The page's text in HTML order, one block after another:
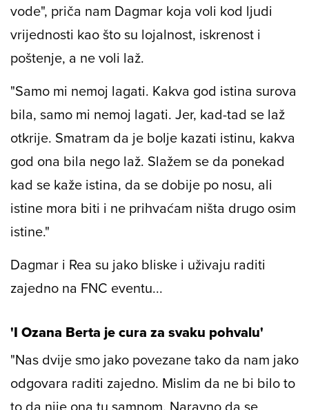
vode", priča nam Dagmar koja voli kod ljudi
vrijednosti kao što su lojalnost, iskrenost i
poštenje, a ne voli laž.
"Samo mi nemoj lagati. Kakva god istina surova
bila, samo mi nemoj lagati. Jer, kad-tad se laž
otkrije. Smatram da je bolje kazati istinu, kakva
god ona bila nego laž. Slažem se da ponekad
kad se kaže istina, da se dobije po nosu, ali
istine mora biti i ne prihvaćam ništa drugo osim
istine."
Dagmar i Rea su jako bliske i uživaju raditi
zajedno na FNC eventu...
'I Ozana Berta je cura za svaku pohvalu'
"Nas dvije smo jako povezane tako da nam jako
odgovara raditi zajedno. Mislim da ne bi bilo to